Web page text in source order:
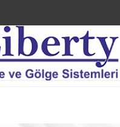
ve Gölge Sistemleri